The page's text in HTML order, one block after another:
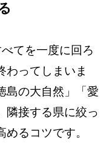
てを一度に回ろ
わってしまいま
島の大自然」「愛
隣接する県に絞っ
るコツです。